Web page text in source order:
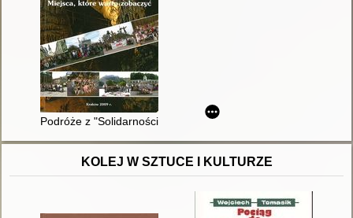
Podróże z "Solidarnością" : miejsca, które warto zobaczyć
KOLEJ W SZTUCE I KULTURZE